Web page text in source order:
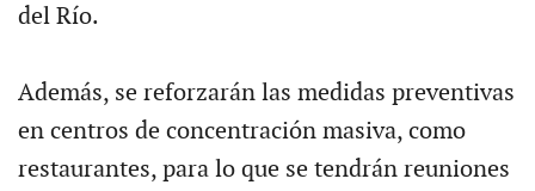
del Río.
Además, se reforzarán las medidas preventivas
en centros de concentración masiva, como
restaurantes, para lo que se tendrán reuniones